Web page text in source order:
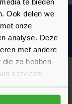
Ook delen we
onze
analyse. Deze
met andere
ze hebben
services.
hoeveel!
Lees
met dit
beeld te krijgen